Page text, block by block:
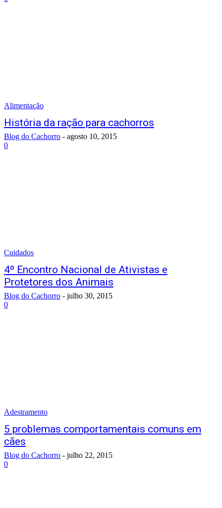
Alimentação
História da ração para cachorros
Blog do Cachorro - agosto 10, 2015
0
Cuidados
4º Encontro Nacional de Ativistas e
Protetores dos Animais
Blog do Cachorro - julho 30, 2015
0
Adestramento
5 problemas comportamentais comuns em
cães
Blog do Cachorro - julho 22, 2015
0